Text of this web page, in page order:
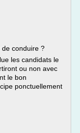
conduire ?
les candidats le
ou non avec
le bon
ponctuellement